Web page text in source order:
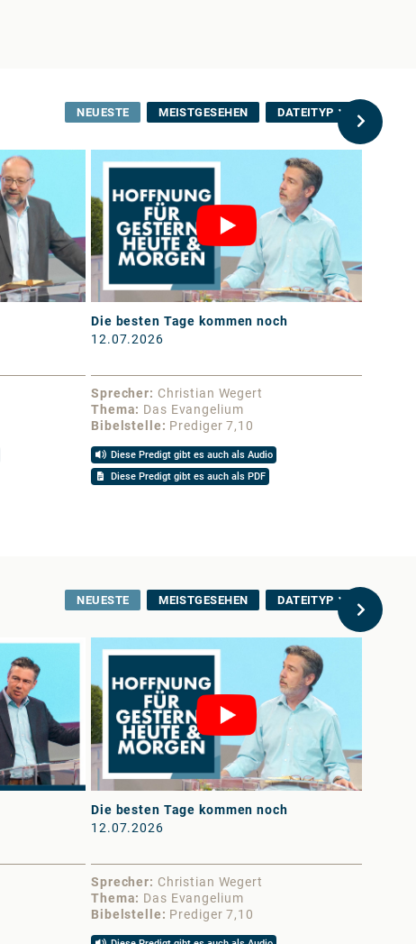
NEUESTE MEISTGESEHEN DATEITYP
Die besten Tage kommen noch
12.07.2026
Sprecher
Christian Wegert
Thema
Das Evangelium
Bibelstelle
Prediger 7,10
Diese Predigt gibt es auch als Audio
Diese Predigt gibt es auch als PDF
NEUESTE MEISTGESEHEN DATEITYP
Die besten Tage kommen noch
12.07.2026
Sprecher
Christian Wegert
Thema
Das Evangelium
Bibelstelle
Prediger 7,10